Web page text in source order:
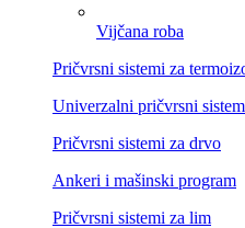
Vijčana roba
Pričvrsni sistemi za
Univerzalni pričvrsni
Pričvrsni sistemi za drvo
Ankeri i mašinski program
Pričvrsni sistemi za lim